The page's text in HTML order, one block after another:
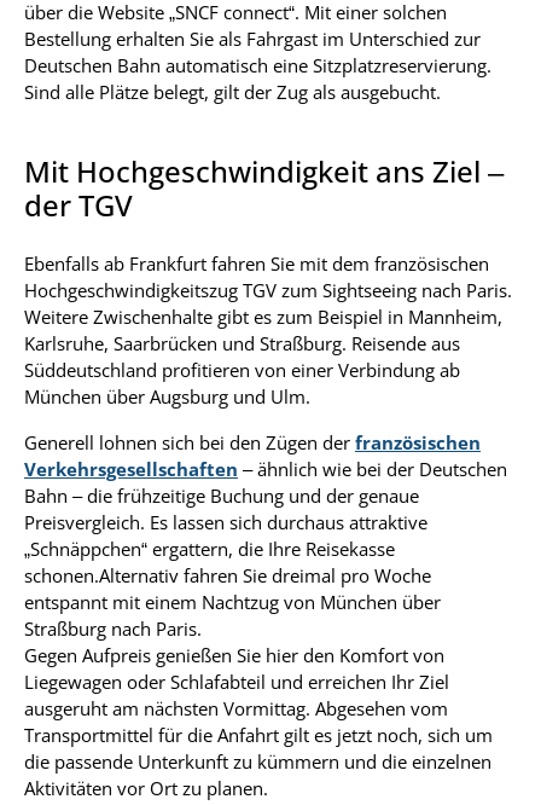
über die Website „SNCF connect“. Mit einer solchen
Bestellung erhalten Sie als Fahrgast im Unterschied zur
Deutschen Bahn automatisch eine Sitzplatzreservierung.
Sind alle Plätze belegt, gilt der Zug als ausgebucht.
Mit Hochgeschwindigkeit ans Ziel –
der TGV
Ebenfalls ab Frankfurt fahren Sie mit dem französischen
Hochgeschwindigkeitszug TGV zum Sightseeing nach Paris.
Weitere Zwischenhalte gibt es zum Beispiel in Mannheim,
Karlsruhe, Saarbrücken und Straßburg. Reisende aus
Süddeutschland profitieren von einer Verbindung ab
München über Augsburg und Ulm.
Generell lohnen sich bei den Zügen der französischen
Verkehrsgesellschaften – ähnlich wie bei der Deutschen
Bahn – die frühzeitige Buchung und der genaue
Preisvergleich. Es lassen sich durchaus attraktive
„Schnäppchen“ ergattern, die Ihre Reisekasse
schonen.Alternativ fahren Sie dreimal pro Woche
entspannt mit einem Nachtzug von München über
Straßburg nach Paris.
Gegen Aufpreis genießen Sie hier den Komfort von
Liegewagen oder Schlafabteil und erreichen Ihr Ziel
ausgeruht am nächsten Vormittag. Abgesehen vom
Transportmittel für die Anfahrt gilt es jetzt noch, sich um
die passende Unterkunft zu kümmern und die einzelnen
Aktivitäten vor Ort zu planen.